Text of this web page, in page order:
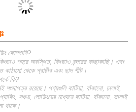
কোম্পানি?
শহরে অবস্থিত, কিংডাও বন্দরের কাছাকাছি। এবং
থেকে প্রাচীর এবং ছাদ শীট।
কি?
রয়েছে। পণ্যগুলি কাটিয়া, বাঁকানো, ঢালাই,
সঞ্চয়, লোডিংয়ের মাধ্যমে কাটিয়া, বাঁকানো, ঝালাই
থাকে।